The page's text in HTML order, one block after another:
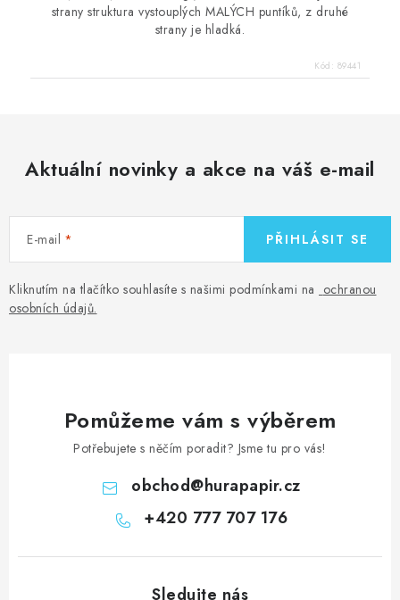
strany struktura vystouplých MALÝCH puntíků, z druhé
strany je hladká.
Kód: 89441
Aktuální novinky a akce na váš e-mail
E-mail
Kliknutím na tlačítko souhlasíte s našimi podmínkami na ochranou
osobních údajů.
PŘIHLÁSIT SE
Pomůžeme vám s výběrem
Potřebujete s něčím poradit? Jsme tu pro vás!
obchod@hurapapir.cz
+420 777 707 176